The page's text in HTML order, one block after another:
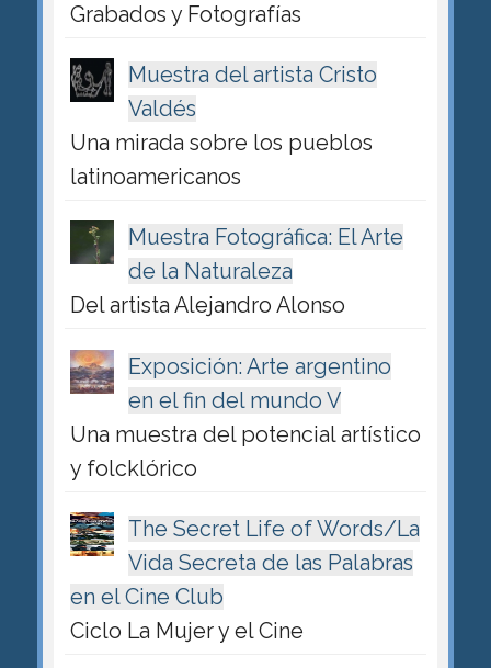
Grabados y Fotografías
Muestra del artista Cristo
Valdés
Una mirada sobre los pueblos
latinoamericanos
Muestra Fotográfica: El Arte
de la Naturaleza
Del artista Alejandro Alonso
Exposición: Arte argentino
en el fin del mundo V
Una muestra del potencial artístico
y folcklórico
The Secret Life of Words/La
Vida Secreta de las Palabras
en el Cine Club
Ciclo La Mujer y el Cine